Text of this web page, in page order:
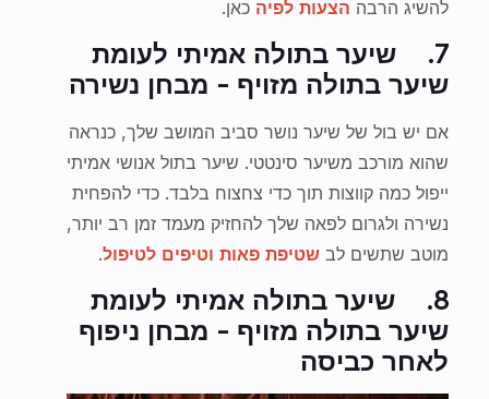
להשיג הרבה הצעות לפיה כאן.
7.
שיער בתולה אמיתי לעומת
שיער בתולה מזויף - מבחן נשירה
אם יש בול של שיער נושר סביב המושב שלך, כנראה
שהוא מורכב משיער סינטטי. שיער בתול אנושי אמיתי
ייפול כמה קווצות תוך כדי צחצוח בלבד. כדי להפחית
נשירה ולגרום לפאה שלך להחזיק מעמד זמן רב יותר,
מוטב שתשים לב שטיפת פאות וטיפים לטיפול.
8.
שיער בתולה אמיתי לעומת
שיער בתולה מזויף - מבחן ניפוף
לאחר כביסה